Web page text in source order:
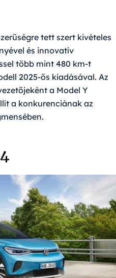
tett szert kivételes
és innovatív
több mint 480 km-t
2025-ös kiadásával. Az
a Model Y
a konkurenciának az